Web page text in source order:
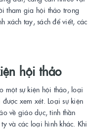
tham gia hội thảo trong
xách tay, sách để viết, các
hội thảo
một sự kiện hội thảo, loại
xem xét. Loại sự kiện
về giáo dục, tinh thần
và các loại hình khác. Khi